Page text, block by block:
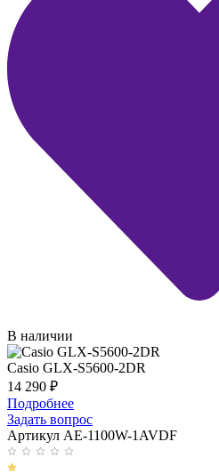
В наличии
Casio GLX-S5600-2DR
14 290 ₽
Подробнее
Задать вопрос
Артикул AE-1100W-1AVDF